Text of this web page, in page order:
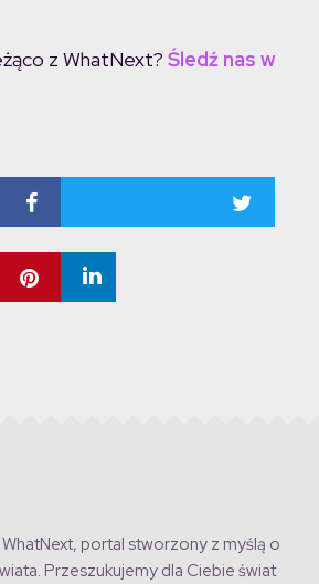
z WhatNext? Śledź nas w
portal stworzony z myślą o
Przeszukujemy dla Ciebie świat